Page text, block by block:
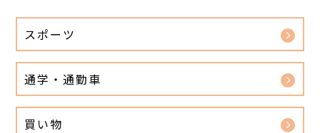
スポーツ
通学・通勤車
買い物